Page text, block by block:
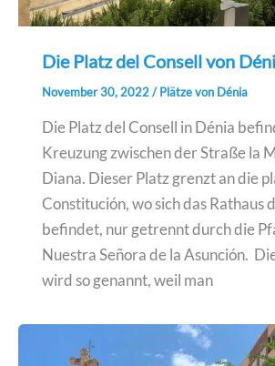
Die Platz del Consell von
November 30, 2022/Plätze von Dénia
Die Platz del Consell in Dénia
Kreuzung zwischen der Straße la
Diana. Dieser Platz grenzt an die
Constitución, wo sich das Rathaus
befindet, nur getrennt durch die
Nuestra Señora de la Asunción.
wird so genannt, weil man